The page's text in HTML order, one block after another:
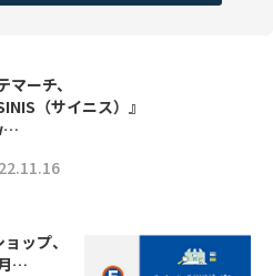
マーチ、
（サイニス）』
ップ、
…